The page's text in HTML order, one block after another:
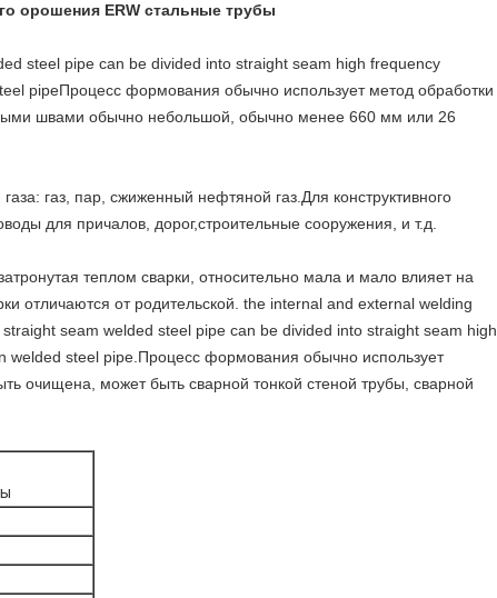
орошения ERW стальные трубы
steel pipe can be divided into straight seam high frequency
pipeПроцесс формования обычно использует метод обработки
швами обычно небольшой, обычно менее 660 мм или 26
газ, пар, сжиженный нефтяной газ.Для конструктивного
для причалов, дорог,строительные сооружения, и т.д.
теплом сварки, относительно мала и мало влияет на
отличаются от родительской. the internal and external welding
seam welded steel pipe can be divided into straight seam high
steel pipe.Процесс формования обычно использует
очищена, может быть сварной тонкой стеной трубы, сварной